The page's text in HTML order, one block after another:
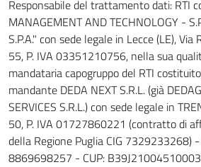
Responsabile del trattamento dati: RTI
MANAGEMENT AND TECHNOLOGY -
S.P.A." con sede legale in Lecce (LE), Via
55, P. IVA 03351210756, nella sua
mandataria capogruppo del RTI
mandante DEDA NEXT S.R.L. (già
SERVICES S.R.L.) con sede legale in
50, P. IVA 01727860221 (contratto di
della Regione Puglia CIG 7329233268)
8869698257 - CUP: B39J21004510003